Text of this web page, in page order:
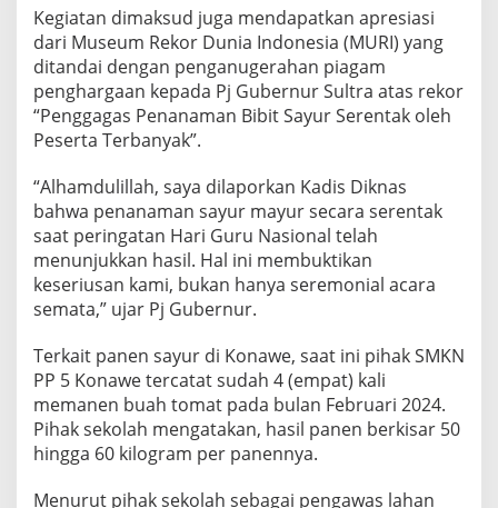
a
i
P
a
n
e
Kegiatan dimaksud juga mendapatkan apresiasi
dari Museum Rekor Dunia Indonesia (MURI) yang
ditandai dengan penganugerahan piagam
penghargaan kepada Pj Gubernur Sultra atas rekor
“Penggagas Penanaman Bibit Sayur Serentak oleh
Peserta Terbanyak”.
“Alhamdulillah, saya dilaporkan Kadis Diknas
bahwa penanaman sayur mayur secara serentak
saat peringatan Hari Guru Nasional telah
menunjukkan hasil. Hal ini membuktikan
keseriusan kami, bukan hanya seremonial acara
semata,” ujar Pj Gubernur.
Terkait panen sayur di Konawe, saat ini pihak SMKN
PP 5 Konawe tercatat sudah 4 (empat) kali
memanen buah tomat pada bulan Februari 2024.
Pihak sekolah mengatakan, hasil panen berkisar 50
hingga 60 kilogram per panennya.
Menurut pihak sekolah sebagai pengawas lahan